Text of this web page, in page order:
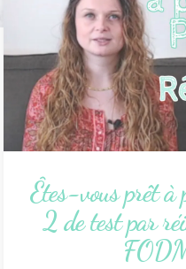
Êtes-vous prêt à
2 de test par